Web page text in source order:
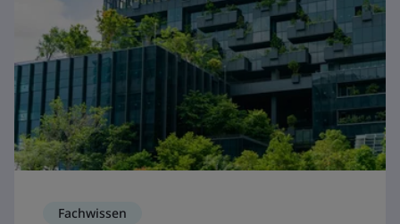
Fachwissen